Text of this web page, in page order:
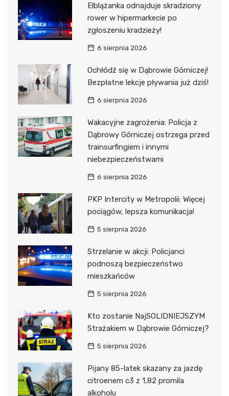
Elblążanka odnajduje skradziony
rower w hipermarkecie po
zgłoszeniu kradzieży!
6 sierpnia 2026
Ochłódź się w Dąbrowie Górniczej!
Bezpłatne lekcje pływania już dziś!
6 sierpnia 2026
Wakacyjne zagrożenia: Policja z
Dąbrowy Górniczej ostrzega przed
trainsurfingiem i innymi
niebezpieczeństwami
6 sierpnia 2026
PKP Intercity w Metropolii: Więcej
pociągów, lepsza komunikacja!
5 sierpnia 2026
Strzelanie w akcji: Policjanci
podnoszą bezpieczeństwo
mieszkańców
5 sierpnia 2026
Kto zostanie NajSOLIDNIEJSZYM
Strażakiem w Dąbrowie Górniczej?
5 sierpnia 2026
Pijany 85-latek skazany za jazdę
citroenem c3 z 1,82 promila
alkoholu